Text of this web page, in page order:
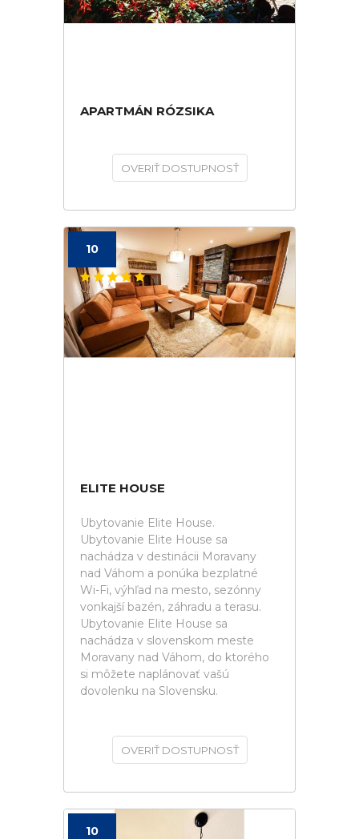
APARTMÁN RÓZSIKA
OVERIŤ DOSTUPNOSŤ
10
ELITE HOUSE
Ubytovanie Elite House.
Ubytovanie Elite House sa
nachádza v destinácii Moravany
nad Váhom a ponúka bezplatné
Wi-Fi, výhľad na mesto, sezónny
vonkajší bazén, záhradu a terasu.
Ubytovanie Elite House sa
nachádza v slovenskom meste
Moravany nad Váhom, do ktorého
si môžete naplánovať vašú
dovolenku na Slovensku.
OVERIŤ DOSTUPNOSŤ
10